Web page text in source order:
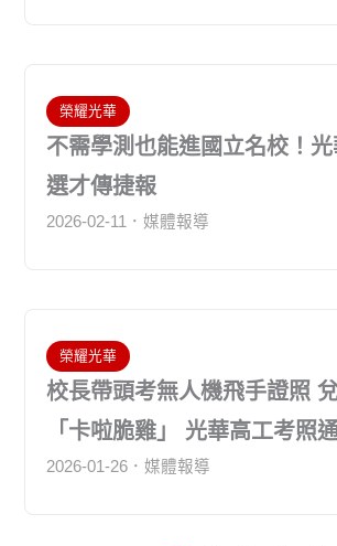
榮耀光華
不需學測也能進國立名校！
選才傳捷報
2026-02-11 媒體報導
榮耀光華
校長帶頭考無人機飛手證照
「卡啦脆雞」 光華高工考照
2026-01-26 媒體報導